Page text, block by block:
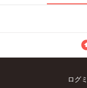
ログ